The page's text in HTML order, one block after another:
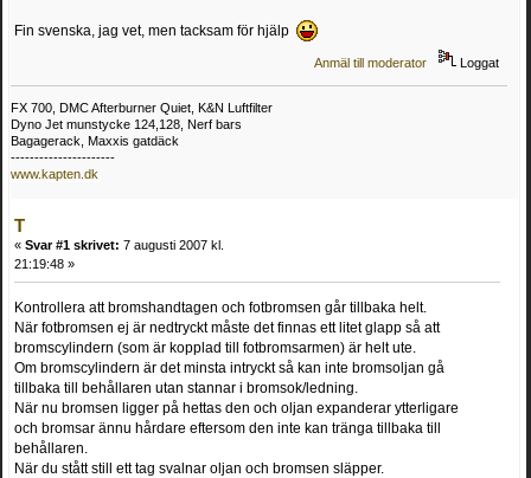
Fin svenska, jag vet, men tacksam för hjälp
Anmäl till moderator Loggat
FX 700, DMC Afterburner Quiet, K&N Luftfilter
Dyno Jet munstycke 124,128, Nerf bars
Bagagerack, Maxxis gatdäck
----------------------
www.kapten.dk
T
« Svar #1 skrivet: 7 augusti 2007 kl.
21:19:48 »
Kontrollera att bromshandtagen och fotbromsen går tillbaka helt.
När fotbromsen ej är nedtryckt måste det finnas ett litet glapp så att
bromscylindern (som är kopplad till fotbromsarmen) är helt ute.
Om bromscylindern är det minsta intryckt så kan inte bromsoljan gå
tillbaka till behållaren utan stannar i bromsok/ledning.
När nu bromsen ligger på hettas den och oljan expanderar ytterligare
och bromsar ännu hårdare eftersom den inte kan tränga tillbaka till
behållaren.
När du stått still ett tag svalnar oljan och bromsen släpper.